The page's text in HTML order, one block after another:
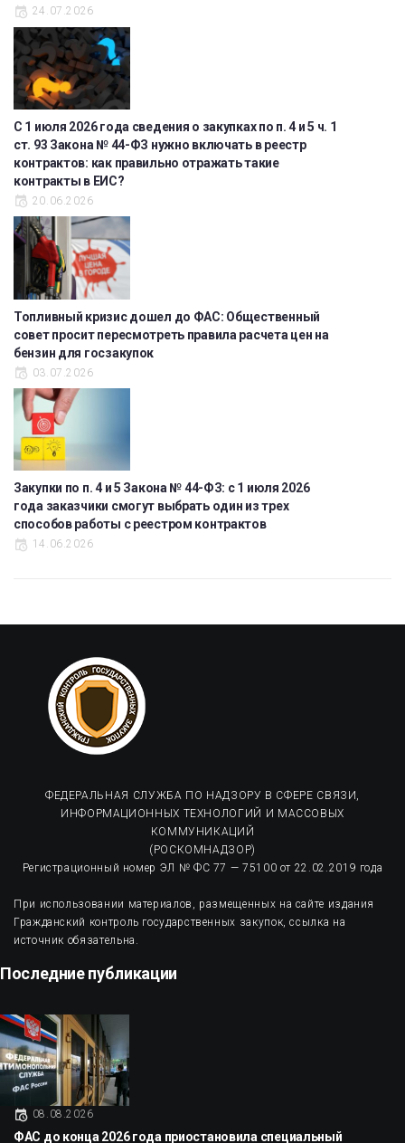
24.07.2026
С 1 июля 2026 года сведения о закупках по п. 4 и 5 ч. 1
ст. 93 Закона № 44-ФЗ нужно включать в реестр
контрактов: как правильно отражать такие
контракты в ЕИС?
20.06.2026
Топливный кризис дошел до ФАС: Общественный
совет просит пересмотреть правила расчета цен на
бензин для госзакупок
03.07.2026
Закупки по п. 4 и 5 Закона № 44-ФЗ: с 1 июля 2026
года заказчики смогут выбрать один из трех
способов работы с реестром контрактов
14.06.2026
ФЕДЕРАЛЬНАЯ СЛУЖБА ПО НАДЗОРУ В СФЕРЕ СВЯЗИ,
ИНФОРМАЦИОННЫХ ТЕХНОЛОГИЙ И МАССОВЫХ
КОММУНИКАЦИЙ
(РОСКОМНАДЗОР)
Регистрационный номер ЭЛ № ФС 77 — 75100 от 22.02.2019 года
При использовании материалов, размещенных на сайте издания
Гражданский контроль государственных закупок, ссылка на
источник обязательна.
Последние публикации
08.08.2026
ФАС до конца 2026 года приостановила специальный